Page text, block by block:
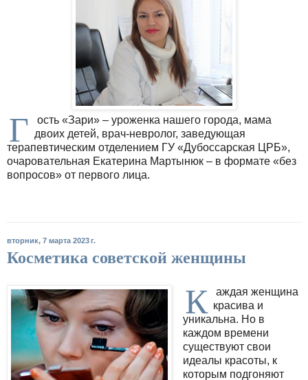
Г
ость «Зари» – уроженка нашего города, мама
двоих детей, врач-невролог, заведующая
терапевтическим отделением ГУ «Дубоссарская ЦРБ»,
очаровательная Екатерина Мартынюк – в формате «без
вопросов» от первого лица.
вторник, 7 марта 2023 г.
Косметика советской женщины
К
аждая женщина
красива и
уникальна. Но в
каждом времени
существуют свои
идеалы красоты, к
которым подгоняют